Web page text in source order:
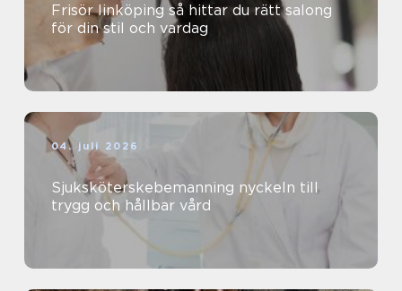
Frisör linköping så hittar du rätt salong
för din stil och vardag
04. juli 2026
Sjuksköterskebemanning nyckeln till
trygg och hållbar vård